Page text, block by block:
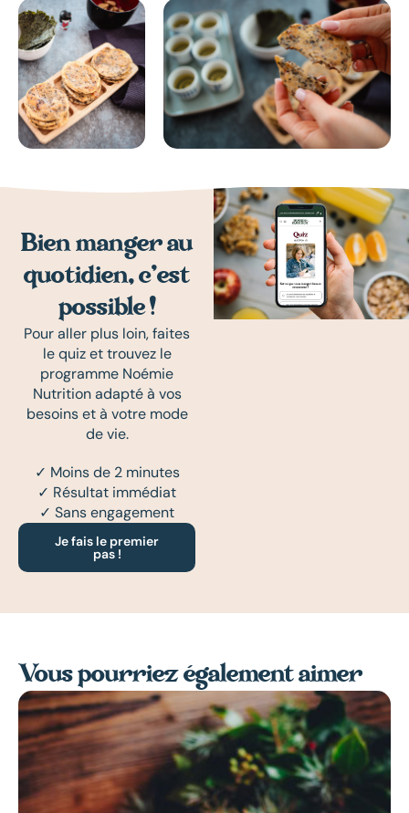
Bien manger au
quotidien, c’est
possible !
Pour aller plus loin, faites
le quiz et trouvez le
programme Noémie
Nutrition adapté à vos
besoins et à votre mode
de vie.
✓ Moins de 2 minutes
✓ Résultat immédiat
✓ Sans engagement
Je fais le premier
pas !
Vous pourriez également aimer